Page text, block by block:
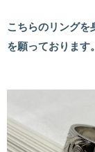
こちらのリングを
を願っております。